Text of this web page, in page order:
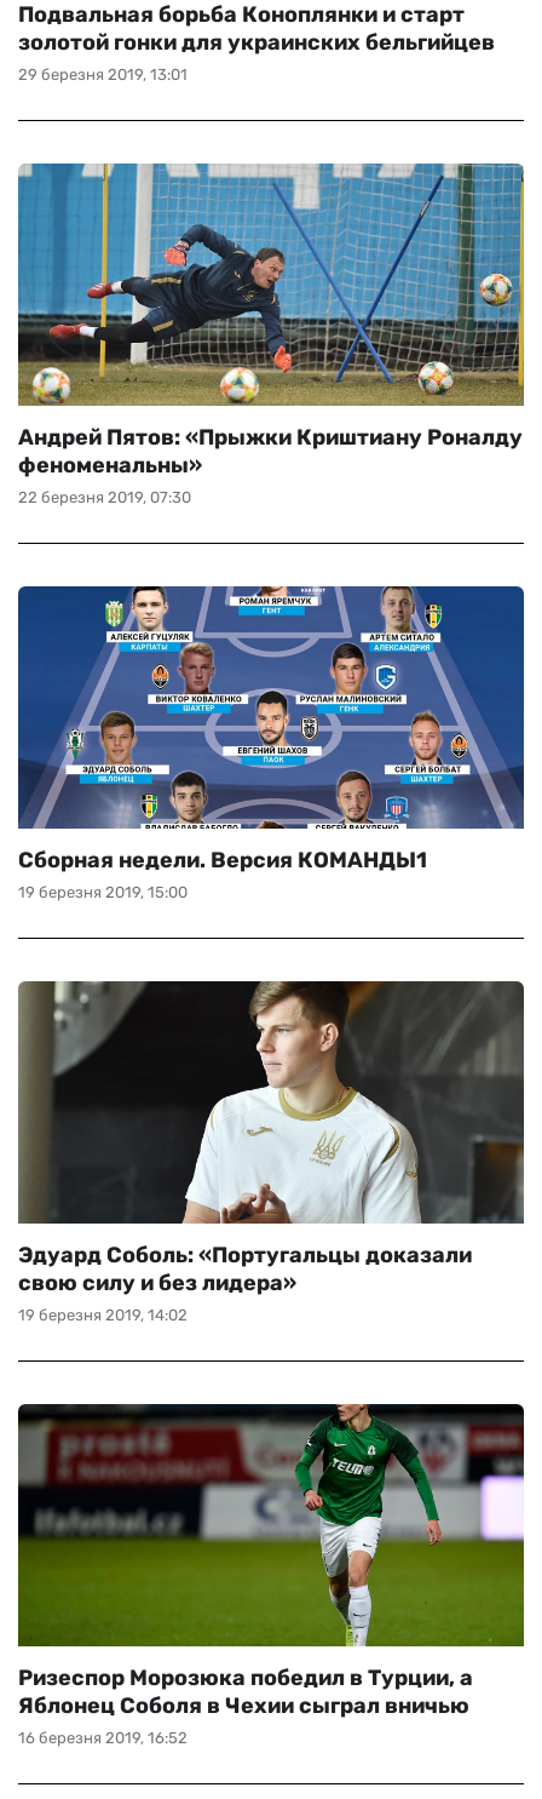
29 березня 2019, 13:01
Подвальная борьба Коноплянки и старт
золотой гонки для украинских бельгийцев
22 березня 2019, 07:30
Андрей Пятов: «Прыжки Криштиану Роналду
феноменальны»
19 березня 2019, 15:00
Сборная недели. Версия КОМАНДЫ1
19 березня 2019, 14:02
Эдуард Соболь: «Португальцы доказали
свою силу и без лидера»
16 березня 2019, 16:52
Ризеспор Морозюка победил в Турции, а
Яблонец Соболя в Чехии сыграл вничью